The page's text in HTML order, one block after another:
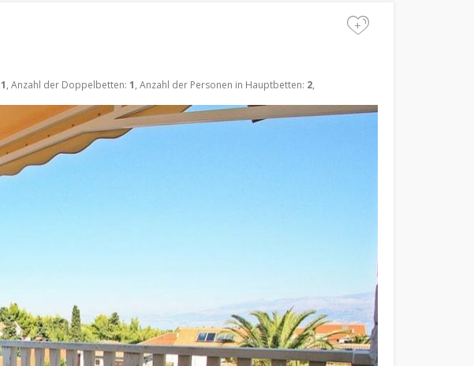
+
1, Anzahl der Doppelbetten: 1, Anzahl der Personen in Hauptbetten: 2,